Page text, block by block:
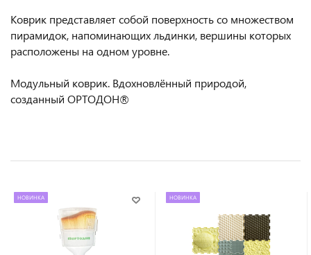
Коврик представляет собой поверхность со множеством
пирамидок, напоминающих льдинки, вершины которых
расположены на одном уровне.
Модульный коврик. Вдохновлённый природой,
созданный ОРТОДОН®
НОВИНКА НОВИНКА